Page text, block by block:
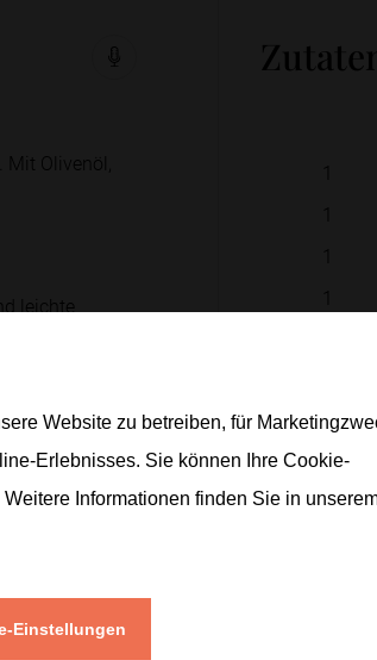
1
1
1
1
0.5TL
1Prise
1 Prise
Olivenöl,
leichte
mit Öl
werden.
Website zu betreiben, für
Erlebnisses. Sie können Ihre Cookie-
Informationen finden Sie in
Einstellungen